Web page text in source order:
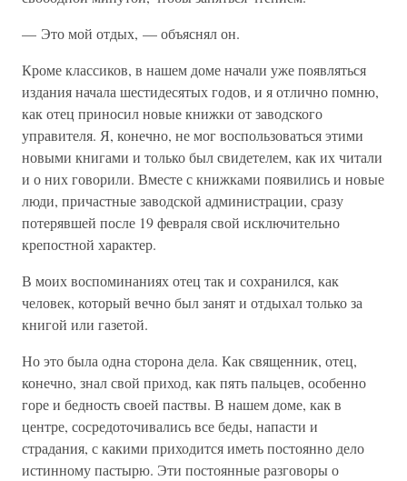
— Это мой отдых, — объяснял он.
Кроме классиков, в нашем доме начали уже появляться
издания начала шестидесятых годов, и я отлично помню,
как отец приносил новые книжки от заводского
управителя. Я, конечно, не мог воспользоваться этими
новыми книгами и только был свидетелем, как их читали
и о них говорили. Вместе с книжками появились и новые
люди, причастные заводской администрации, сразу
потерявшей после 19 февраля свой исключительно
крепостной характер.
В моих воспоминаниях отец так и сохранился, как
человек, который вечно был занят и отдыхал только за
книгой или газетой.
Но это была одна сторона дела. Как священник, отец,
конечно, знал свой приход, как пять пальцев, особенно
горе и бедность своей паствы. В нашем доме, как в
центре, сосредоточивались все беды, напасти и
страдания, с какими приходится иметь постоянно дело
истинному пастырю. Эти постоянные разговоры о